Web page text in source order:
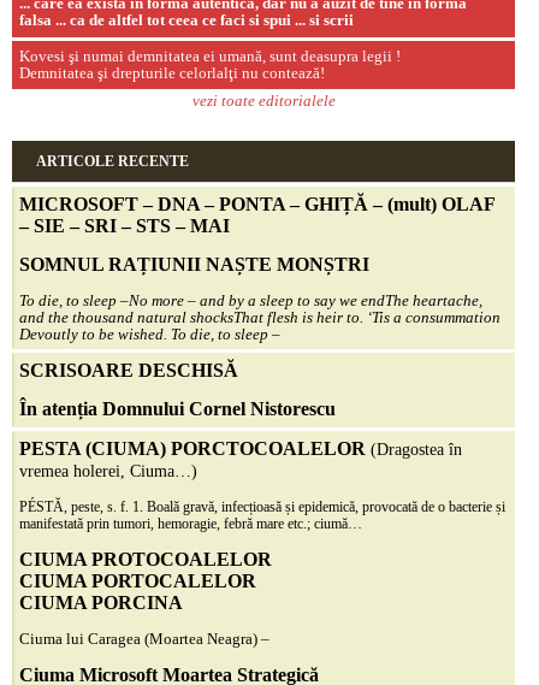
falsa ... ca de altfel tot ceea ce faci si spui ... si scrii
Kovesi şi numai demnitatea ei umană, sunt deasupra legii !
Demnitatea şi drepturile celorlalţi nu contează!
vezi toate editorialele
ARTICOLE RECENTE
MICROSOFT – DNA – PONTA – GHIȚĂ – (mult) OLAF
– SIE – SRI – STS – MAI
SOMNUL RAȚIUNII NAȘTE MONȘTRI
To die, to sleep –No more – and by a sleep to say we endThe heartache,
and the thousand natural shocksThat flesh is heir to. ‘Tis a consummation
Devoutly to be wished. To die, to sleep –
SCRISOARE DESCHISĂ
În atenția Domnului Cornel Nistorescu
PESTA (CIUMA) PORCTOCOALELOR (Dragostea în
vremea holerei, Ciuma…)
PÉSTĂ, peste, s. f. 1. Boală gravă, infecțioasă și epidemică, provocată de o bacterie și
manifestată prin tumori, hemoragie, febră mare etc.; ciumă…
CIUMA PROTOCOALELOR
CIUMA PORTOCALELOR
CIUMA PORCINA
Ciuma lui Caragea (Moartea Neagra) –
Ciuma Microsoft Moartea Strategică